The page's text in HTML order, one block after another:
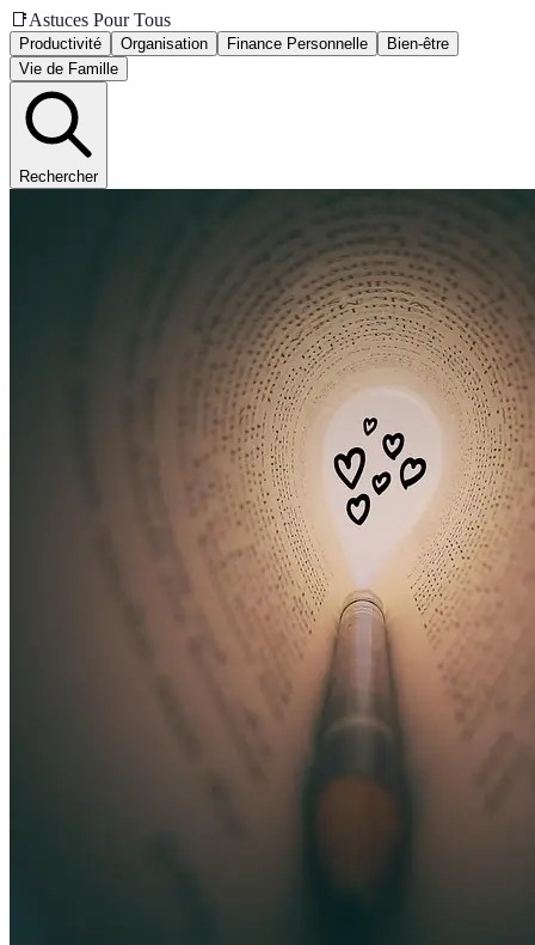
📑Astuces Pour Tous
Productivité Organisation Finance Personnelle
Bien-être
Vie de Famille
Rechercher